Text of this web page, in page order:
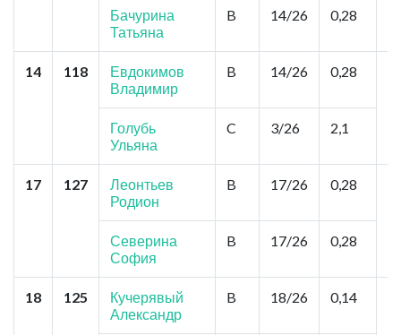
Бачурина
Татьяна
B 14/26 0,28
14 118
Евдокимов
Владимир
B 14/26 0,28
Голубь
Ульяна
C 3/26 2,1
17 127
Леонтьев
Родион
B 17/26 0,28
Северина
София
B 17/26 0,28
18 125
Кучерявый
Александр
B 18/26 0,14